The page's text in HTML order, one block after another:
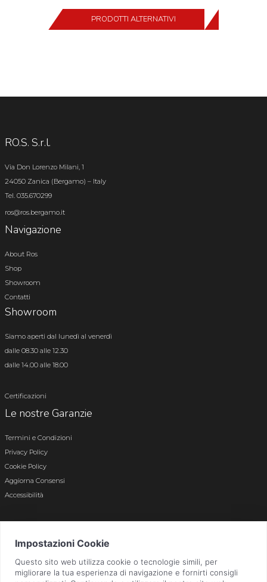
PRODOTTI ALTERNATIVI
RO.S. S.r.l.
Via Don Lorenzo Milani, 1
24050 Zanica (Bergamo) – Italy
Tel. 035.670299
ros@ros.bergamo.it
Navigazione
About Ros
Shop
Showroom
Contatti
Showroom
Siamo aperti dal lunedì al venerdì
dalle 08.30 alle 12.30
dalle 14.00 alle 18.00
Certificazioni
Le nostre Garanzie
Termini e Condizioni
Privacy Policy
Cookie Policy
Aggiorna Consensi
Accessibilità
Bergamo n. 01496180165 · Capitale Sociale i.v. € 800.000,00